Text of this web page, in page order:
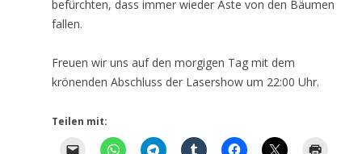
befürchten, dass immer wieder Äste von den Bäumen
fallen.
Freuen wir uns auf den morgigen Tag mit dem
krönenden Abschluss der Lasershow um 22:00 Uhr.
Teilen mit: